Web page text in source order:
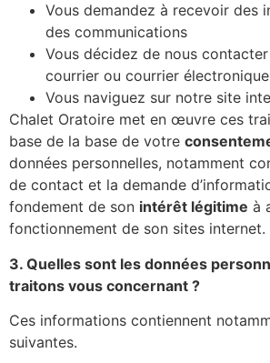
Vous demandez à recevoir des
des communications
Vous décidez de nous
courrier ou courrier électronique
Vous naviguez sur notre site
Chalet Oratoire met en œuvre ces
base de la base de votre
données personnelles, notamment
de contact et la demande
fondement de son intérêt légitime à
fonctionnement de son sites internet.
3. Quelles sont les données
traitons vous concernant ?
Ces informations contiennent
suivantes.